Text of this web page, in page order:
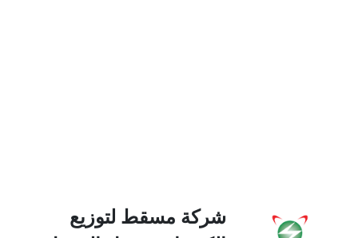
شركة مسقط لتوزيع